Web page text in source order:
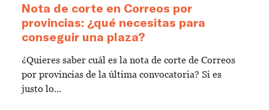
Nota de corte en Correos por
provincias: ¿qué necesitas para
conseguir una plaza?
¿Quieres saber cuál es la nota de corte de Correos
por provincias de la última convocatoria? Si es
justo lo...